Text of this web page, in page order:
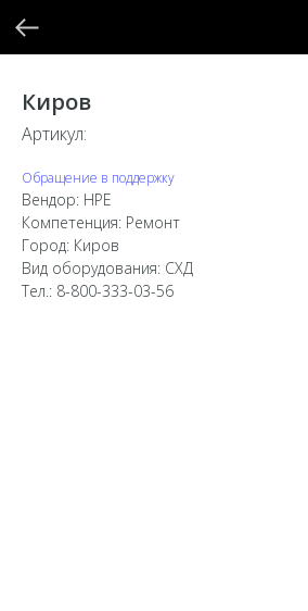
Киров
Артикул:
Обращение в поддержку
Вендор: HPE
Компетенция: Ремонт
Город: Киров
Вид оборудования: СХД
Тел.: 8-800-333-03-56